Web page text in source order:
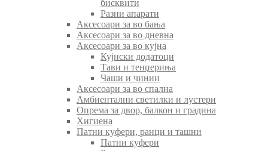
бисквити
Разни апарати
Аксесоари за во бања
Аксесоари за во дневна
Аксесоари за во кујна
Кујнски додатоци
Тави и тенџериња
Чаши и чинии
Аксесоари за во спална
Амбиентални светилки и лустери
Опрема за двор, балкон и градина
Хигиена
Патни куфери, ранци и ташни
Патни куфери